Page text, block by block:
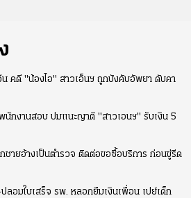
คดี "น้องไอ" สาวเอ็นฯ ถูกบังคับอัพยา ดับคา
นักงานสอบ ปมแนะญาติ "สาวเอนฯ" รับเงิน 5
ชายอ้างเป็นตำรวจ ติดต่อขอซื้อบริการ ก่อนขู่รีด
อมใบเสร็จ รพ. หลอกยืมเงินเพื่อน เปย์เด็ก